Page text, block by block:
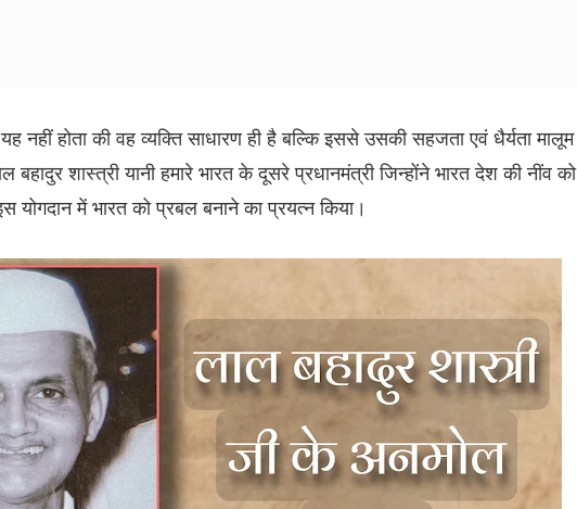
नहीं होता की वह व्यक्ति साधारण ही है बल्कि इससे उसकी सहजता एवं धैर्यता मालूम
बहादुर शास्त्री यानी हमारे भारत के दूसरे प्रधानमंत्री जिन्होंने भारत देश की नींव को
में भारत को प्रबल बनाने का प्रयत्न किया।